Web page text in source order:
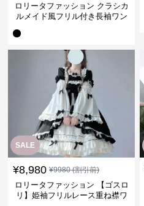
ロリータファッション クラシカ
ルメイド風フリル付き長袖ワン
SALE
¥8,980 ¥9980(割引前)
ロリータファッション 【ゴスロ
リ】姫袖フリルレース重ね襟ワ